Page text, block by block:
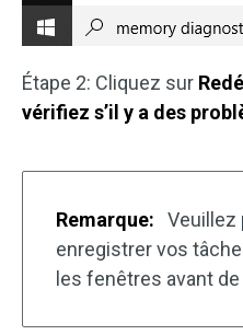
Étape 2: Cliquez sur
vérifiez s’il y a des
Remarque:
Veuillez
enregistrer vos
les fenêtres avant